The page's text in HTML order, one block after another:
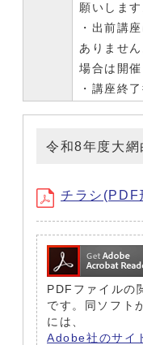
願いします
・出前講
ありませ
場合は開
・講座終
令和8年度大網
チラシ
PDFファイル
です。同ソフト
には、
Adobe社のサイ